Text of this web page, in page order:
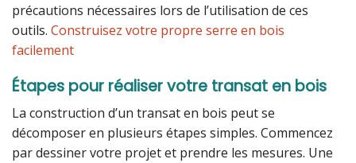
précautions nécessaires lors de l’utilisation de ces
outils. Construisez votre propre serre en bois
facilement
Étapes pour réaliser votre transat en bois
La construction d’un transat en bois peut se
décomposer en plusieurs étapes simples. Commencez
par dessiner votre projet et prendre les mesures. Une